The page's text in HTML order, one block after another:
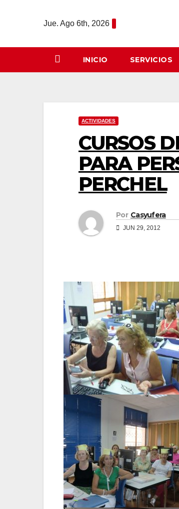
Jue. Ago 6th, 2026
INICIO SERVICIOS
ACTIVIDADES
CURSOS
PARA
PERCHEL
Por Casyufera
JUN 29, 2012